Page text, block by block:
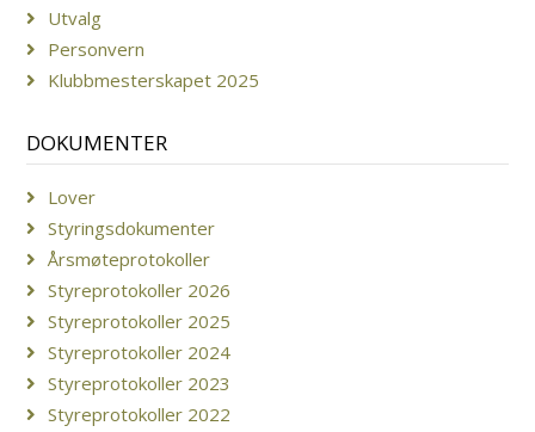
Utvalg
Personvern
Klubbmesterskapet 2025
DOKUMENTER
Lover
Styringsdokumenter
Årsmøteprotokoller
Styreprotokoller 2026
Styreprotokoller 2025
Styreprotokoller 2024
Styreprotokoller 2023
Styreprotokoller 2022